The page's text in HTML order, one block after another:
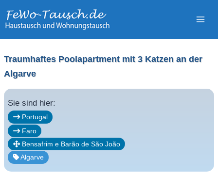
Inhalt
Traumhaftes Poolapartment mit 3 Katzen an der
Algarve
Sie sind hier:
Portugal
Faro
Bensafrim e Barão de São João
Algarve